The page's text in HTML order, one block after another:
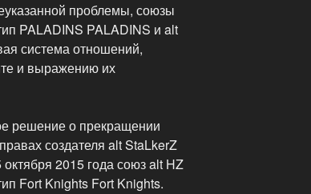
проблемы, союзы
PALADINS PALADINS и alt
система отношений,
и выражению их
решение о прекращении
создателя alt StaLkerZ
2015 года союз alt HZ
Fort Knights Fort Knights.